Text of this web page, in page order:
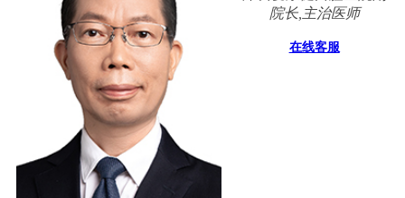
院长,主治医师
在线客服